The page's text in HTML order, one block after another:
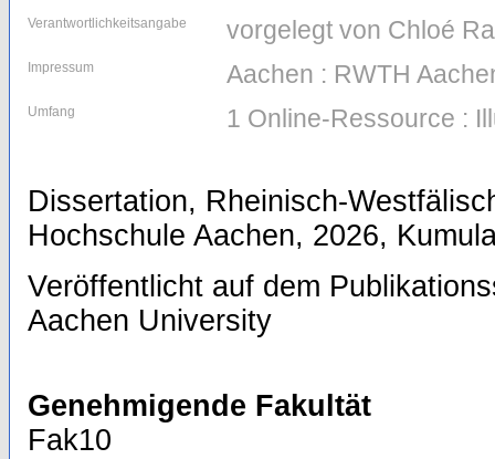
Verantwortlichkeitsangabe vorgelegt von Chloé
Impressum Aachen : RWTH
Umfang 1 Online-Ressource :
Dissertation, Rheinisch-
Hochschule Aachen, 2026,
Veröffentlicht auf dem
Aachen University
Genehmigende Fakultät
Fak10